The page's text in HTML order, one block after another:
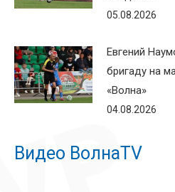
05.08.2026
Евгений
бригаду на
«Волна»
04.08.2026
Видео ВолнаTV